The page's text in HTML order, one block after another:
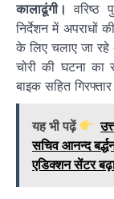
कालाढूंगी। वरिष्ठ
निर्देशन में अपराधों
के लिए चलाए जा रहे
चोरी की घटना
बाइक सहित
यह भी पढ़ें
सचिव आनन्द
एडिक्शन सेंटर